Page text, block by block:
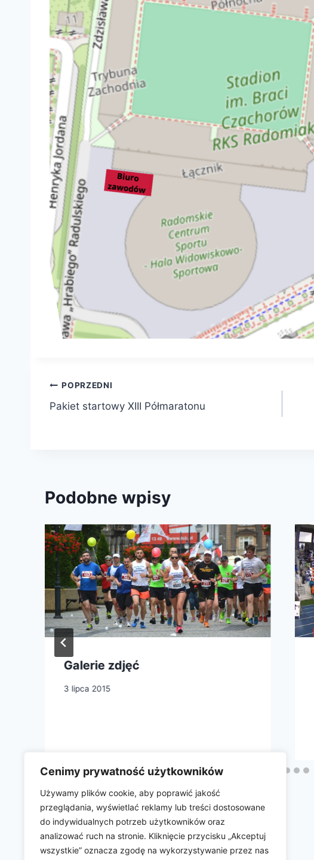
Cenimy prywatność użytkowników
Używamy plików cookie, aby poprawić jakość
przeglądania, wyświetlać reklamy lub treści dostosowane
do indywidualnych potrzeb użytkowników oraz
analizować ruch na stronie. Kliknięcie przycisku „Akceptuj
wszystkie” oznacza zgodę na wykorzystywanie przez nas
Nawigacja
wpisu
POPRZEDNI
Pakiet startowy XIII Półmaratonu
Podobne wpisy
Galerie zdjęć
3 lipca 2015
Kontakt Polityka Cookie Aktualności